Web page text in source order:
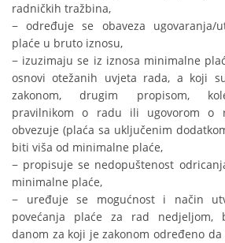
radničkih tražbina,
− određuje se obaveza ugovaranja/
plaće u bruto iznosu,
− izuzimaju se iz iznosa minimalne
osnovi otežanih uvjeta rada, a koji
zakonom, drugim propisom,
pravilnikom o radu ili ugovorom o
obvezuje (plaća sa uključenim
biti viša od minimalne plaće,
− propisuje se nedopuštenost
minimalne plaće,
− uređuje se mogućnost i način
povećanja plaće za rad nedjeljom,
danom za koji je zakonom određeno